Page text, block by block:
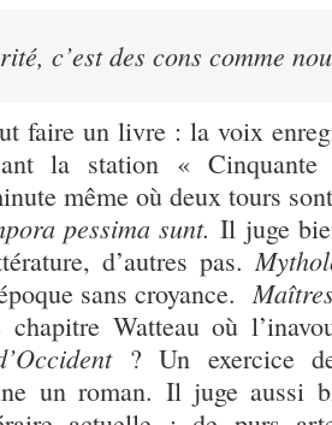
c’est des cons comme
faire un livre : la voix
la station «
même où deux tours
pessima sunt.Il juge
d’autres pas.
sans croyance.
Watteau où
? Un exercice
un roman. Il juge aussi